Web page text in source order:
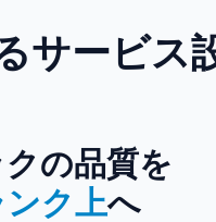
サービス
の品質を
ンク上へ